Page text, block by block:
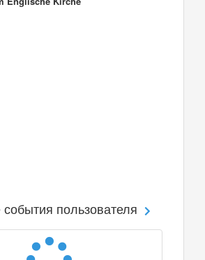
события пользователя